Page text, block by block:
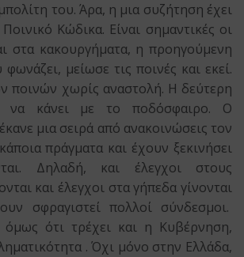
του. Άρα, η μια συζήτηση έχει
Κώδικα. Είναι σημαντικές οι
στα κακουργήματα, η προηγούμενη
μείωσε τις ποινές και εκεί.
ποινών χωρίς αναστολή. Η δεύτερη
να κάνει με το ποδόσφαιρο. Ο
μια σειρά από ανακοινώσεις τον
πράγματα και έχουν ξεκινήσει
Δηλαδή, και έλεγχοι στους
και έλεγχοι στα γήπεδα γίνονται
σφραγιστεί πολλοί σύνδεσμοι.
όμως ότι τρέχει και η Κυβέρνηση,
. Όχι μόνο στην Ελλάδα,